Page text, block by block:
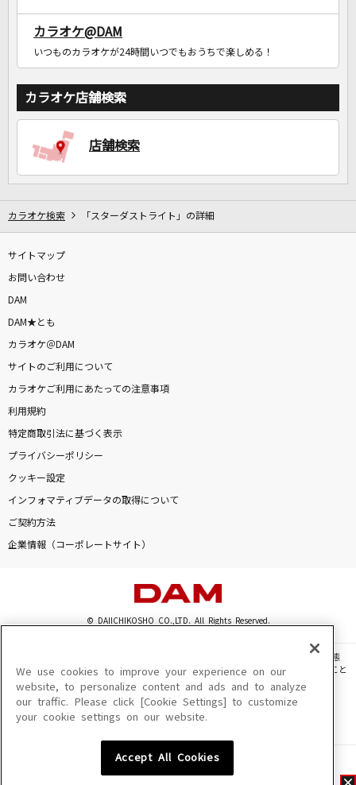
カラオケ@DAM
いつものカラオケが24時間いつでもおうちで楽しめる！
カラオケ店舗検索
店舗検索
カラオケ検索 「スターダストライト」の詳細
サイトマップ
お問い合わせ
DAM
DAM★とも
カラオケ＠DAM
サイトのご利用について
カラオケご利用にあたっての注意事項
利用規約
特定商取引法に基づく表示
プライバシーポリシー
クッキー設定
インフォマティブデータの取得について
ご契約方法
企業情報（コーポレートサイト）
© DAIICHIKOSHO CO.,LTD. All Rights Reserved.
このサイトに掲載されている一切の文章・画像・写真・動画・音声等を、手段や形態
を問わず、著作権法の定める範囲を超えて無断で複製、転載、ファイル化などすること
を禁じます。
楽曲及びコンテンツは、機種によりご利用いただけない場合があります。
楽曲及びコンテンツの配信日、配信内容が変更になる場合があります。
We use cookies to improve your experience on our
website, to personalize content and ads and to analyze
our traffic. Please click [Cookie Settings] to customize
your cookie settings on our website.
Accept All Cookies